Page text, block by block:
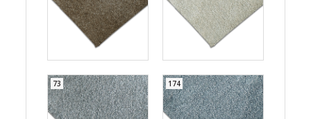
73 174